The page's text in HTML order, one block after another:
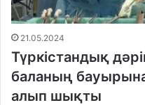
21.05.2024
Түркістандық
баланың
алып шықты